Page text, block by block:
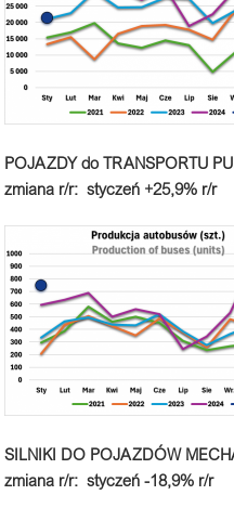
POJAZDY do TRANSPORTU
zmiana r/r: styczeń +25,9% r/r
SILNIKI DO POJAZDÓW
zmiana r/r: styczeń -18,9% r/r